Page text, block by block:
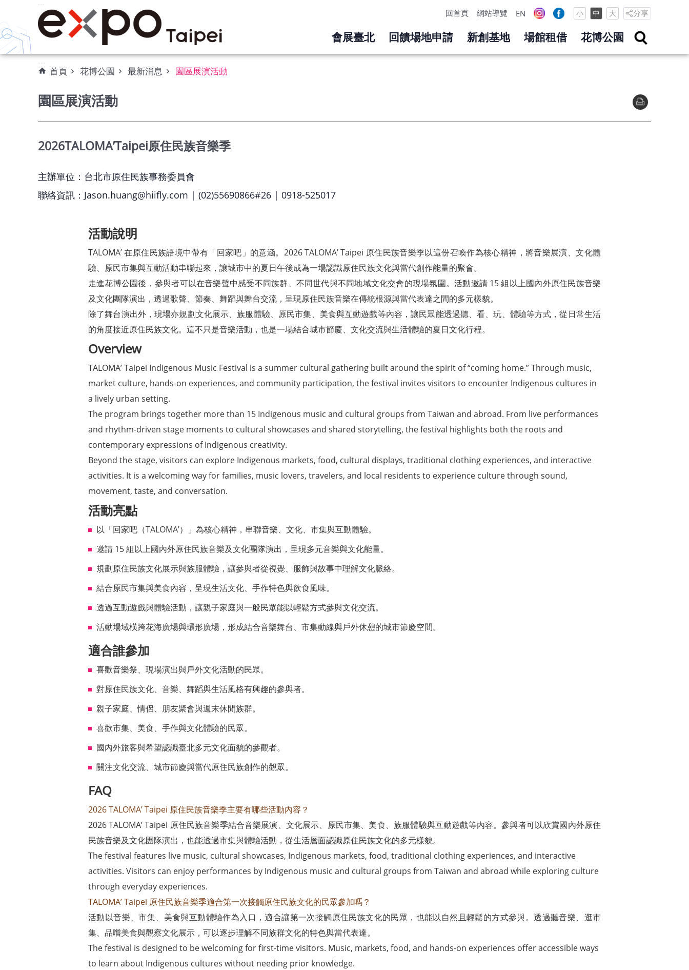
跳到主要內容區塊
:::
回首頁 網站導覽 EN 小 中 大 分享
會展臺北 回饋場地申請 新創基地 場館租借 花博公園
:::
首頁 花博公園 最新消息 園區展演活動
園區展演活動
2026TALOMA’Taipei原住民族音樂季
主辦單位：台北市原住民族事務委員會
聯絡資訊：Jason.huang@hiifly.com | (02)55690866#26 | 0918-525017
活動說明
TALOMA’ 在原住民族語境中帶有「回家吧」的意涵。2026 TALOMA’ Taipei 原住民族音樂季以這份召喚作為核心精神，將音樂展演、文化體
驗、原民市集與互動活動串聯起來，讓城市中的夏日午後成為一場認識原住民族文化與當代創作能量的聚會。
走進花博公園後，參與者可以在音樂聲中感受不同族群、不同世代與不同地域文化交會的現場氛圍。活動邀請 15 組以上國內外原住民族音樂
及文化團隊演出，透過歌聲、節奏、舞蹈與舞台交流，呈現原住民族音樂在傳統根源與當代表達之間的多元樣貌。
除了舞台演出外，現場亦規劃文化展示、族服體驗、原民市集、美食與互動遊戲等內容，讓民眾能透過聽、看、玩、體驗等方式，從日常生活
的角度接近原住民族文化。這不只是音樂活動，也是一場結合城市節慶、文化交流與生活體驗的夏日文化行程。
Overview
TALOMA’ Taipei Indigenous Music Festival is a summer cultural gathering built around the spirit of “coming home.” Through music,
market culture, hands-on experiences, and community participation, the festival invites visitors to encounter Indigenous cultures in
a lively urban setting.
The program brings together more than 15 Indigenous music and cultural groups from Taiwan and abroad. From live performances
and rhythm-driven stage moments to cultural showcases and shared storytelling, the festival highlights both the roots and
contemporary expressions of Indigenous creativity.
Beyond the stage, visitors can explore Indigenous markets, food, cultural displays, traditional clothing experiences, and interactive
activities. It is a welcoming way for families, music lovers, travelers, and local residents to experience culture through sound,
movement, taste, and conversation.
活動亮點
以「回家吧（TALOMA’）」為核心精神，串聯音樂、文化、市集與互動體驗。
邀請 15 組以上國內外原住民族音樂及文化團隊演出，呈現多元音樂與文化能量。
規劃原住民族文化展示與族服體驗，讓參與者從視覺、服飾與故事中理解文化脈絡。
結合原民市集與美食內容，呈現生活文化、手作特色與飲食風味。
透過互動遊戲與體驗活動，讓親子家庭與一般民眾能以輕鬆方式參與文化交流。
活動場域橫跨花海廣場與環形廣場，形成結合音樂舞台、市集動線與戶外休憩的城市節慶空間。
適合誰參加
喜歡音樂祭、現場演出與戶外文化活動的民眾。
對原住民族文化、音樂、舞蹈與生活風格有興趣的參與者。
親子家庭、情侶、朋友聚會與週末休閒族群。
喜歡市集、美食、手作與文化體驗的民眾。
國內外旅客與希望認識臺北多元文化面貌的參觀者。
關注文化交流、城市節慶與當代原住民族創作的觀眾。
FAQ
2026 TALOMA’ Taipei 原住民族音樂季主要有哪些活動內容？
2026 TALOMA’ Taipei 原住民族音樂季結合音樂展演、文化展示、原民市集、美食、族服體驗與互動遊戲等內容。參與者可以欣賞國內外原住
民族音樂及文化團隊演出，也能透過市集與體驗活動，從生活層面認識原住民族文化的多元樣貌。
The festival features live music, cultural showcases, Indigenous markets, food, traditional clothing experiences, and interactive
activities. Visitors can enjoy performances by Indigenous music and cultural groups from Taiwan and abroad while exploring culture
through everyday experiences.
TALOMA’ Taipei 原住民族音樂季適合第一次接觸原住民族文化的民眾參加嗎？
活動以音樂、市集、美食與互動體驗作為入口，適合讓第一次接觸原住民族文化的民眾，也能以自然且輕鬆的方式參與。透過聽音樂、逛市
集、品嚐美食與觀察文化展示，可以逐步理解不同族群文化的特色與當代表達。
The festival is designed to be welcoming for first-time visitors. Music, markets, food, and hands-on experiences offer accessible ways
to learn about Indigenous cultures without needing prior knowledge.